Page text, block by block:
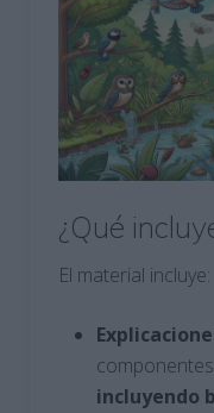
¿Qué
El material incluye:
incluyendo